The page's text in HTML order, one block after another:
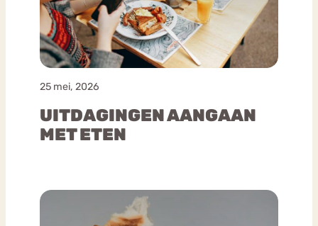
25 mei, 2026
UITDAGINGEN AANGAAN
MET ETEN